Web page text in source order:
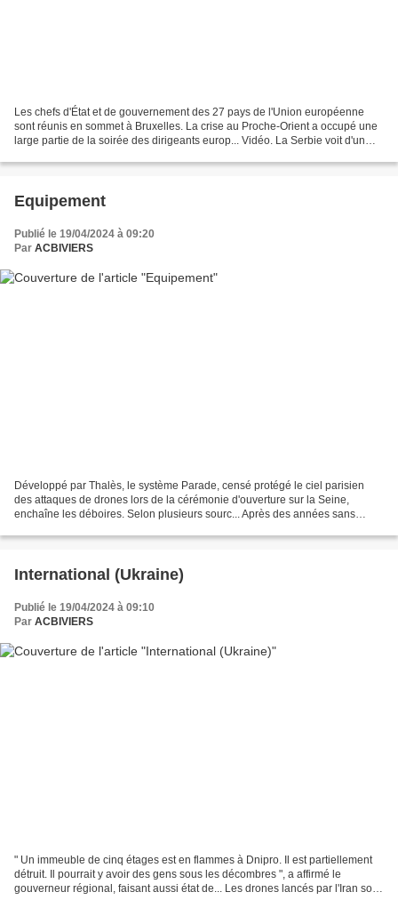
Les chefs d'État et de gouvernement des 27 pays de l'Union européenne
sont réunis en sommet à Bruxelles. La crise au Proche-Orient a occupé une
large partie de la soirée des dirigeants europ... Vidéo. La Serbie voit d'un
Equipement
Publié le 19/04/2024 à 09:20
Par ACBIVIERS
Développé par Thalès, le système Parade, censé protégé le ciel parisien
des attaques de drones lors de la cérémonie d'ouverture sur la Seine,
enchaîne les déboires. Selon plusieurs sourc... Après des années sans
International (Ukraine)
Publié le 19/04/2024 à 09:10
Par ACBIVIERS
" Un immeuble de cinq étages est en flammes à Dnipro. Il est partiellement
détruit. Il pourrait y avoir des gens sous les décombres ", a affirmé le
gouverneur régional, faisant aussi état de... Les drones lancés par l'Iran sont